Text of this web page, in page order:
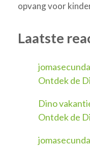
opvang voor
Laatste
Ontdek de
Dino
Ontdek de